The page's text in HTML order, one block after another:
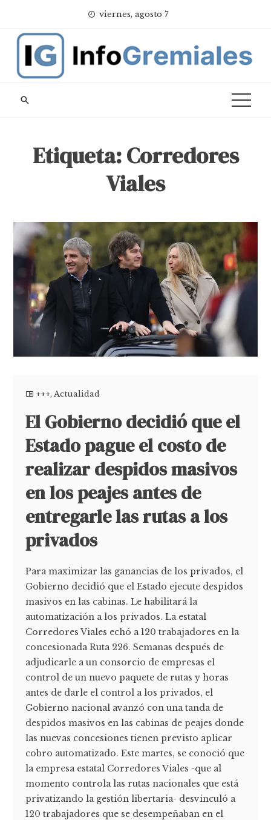
content
viernes, agosto 7
Etiqueta:Corredores
Viales
+++,Actualidad
El Gobierno decidió que el
Estado pague el costo de
realizar despidos masivos
en los peajes antes de
entregarle las rutas a los
privados
Para maximizar las ganancias de los privados, el
Gobierno decidió que el Estado ejecute despidos
masivos en las cabinas. Le habilitará la
automatización a los privados. La estatal
Corredores Viales echó a 120 trabajadores en la
concesionada Ruta 226. Semanas después de
adjudicarle a un consorcio de empresas el
control de un nuevo paquete de rutas y horas
antes de darle el control a los privados, el
Gobierno nacional avanzó con una tanda de
despidos masivos en las cabinas de peajes donde
las nuevas concesiones tienen previsto aplicar
cobro automatizado. Este martes, se conoció que
la empresa estatal Corredores Viales -que al
momento controla las rutas nacionales que está
privatizando la gestión libertaria- desvinculó a
120 trabajadores que se desempeñaban en el